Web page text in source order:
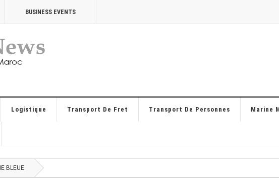
BUSINESS EVENTS
Logistique Transport De Fret Transport De Personnes Marine
BLEUE